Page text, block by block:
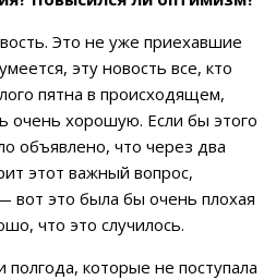
Это не уже приехавшие
эту новость все, кто
пятна в происходящем,
очень хорошую. Если бы этого
объявлено, что через два
этот важный вопрос,
это была бы очень плохая
что это случилось.
полгода, которые не поступала